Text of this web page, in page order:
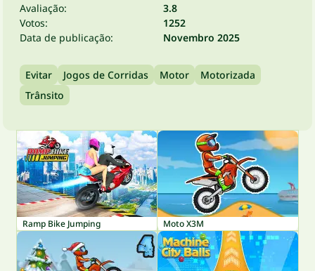
Avaliação:
3.8
Votos:
1252
Data de publicação:
Novembro 2025
Evitar Jogos de Corridas Motor
Motorizada
Trânsito
Ramp Bike Jumping Moto X3M